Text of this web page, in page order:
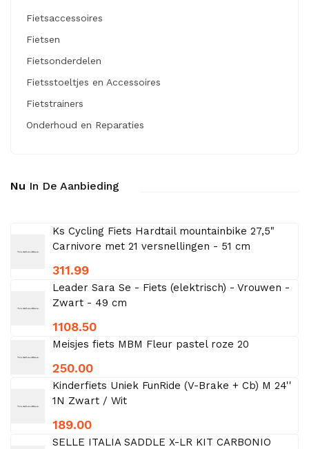
Fietsaccessoires
Fietsen
Fietsonderdelen
Fietsstoeltjes en Accessoires
Fietstrainers
Onderhoud en Reparaties
Nu In De Aanbieding
Ks Cycling Fiets Hardtail mountainbike 27,5"
Carnivore met 21 versnellingen - 51 cm
311.99
Leader Sara Se - Fiets (elektrisch) - Vrouwen -
Zwart - 49 cm
1108.50
Meisjes fiets MBM Fleur pastel roze 20
250.00
Kinderfiets Uniek FunRide (V-Brake + Cb) M 24''
1N Zwart / Wit
189.00
SELLE ITALIA SADDLE X-LR KIT CARBONIO